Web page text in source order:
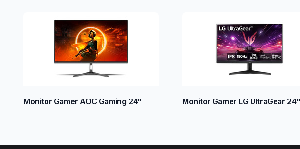
Monitor Gamer AOC Gaming 24" Monitor Gamer LG UltraGear 24"